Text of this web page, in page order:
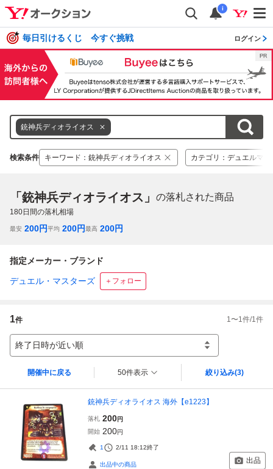
i
毎日引けるくじ 今すぐ挑戦 ログイン
銃神兵ディオライオス
検索条件 キーワード ： 銃神兵ディオライオス カテゴリ ： デュエルマス
「銃神兵ディオライオス」 の落札された商品
180日間の落札相場
最安 200円平均 200円最高 200円
指定メーカー・ブランド
デュエル・マスターズ ＋フォロー
1件 1 〜1 件/1 件
終了日時が近い順
開催中に戻る 50件表示 絞り込み(3)
銃神兵ディオライオス 海外【e1223】
落札 200円
開始 200円
1 2/11 18:12終了
出品中の商品 出品